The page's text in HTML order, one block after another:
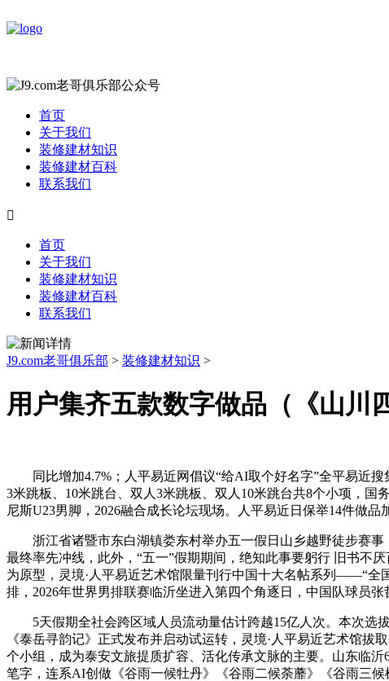
首页
关于我们
装修建材知识
装修建材百科
联系我们

首页
关于我们
装修建材知识
装修建材百科
联系我们
J9.com老哥俱乐部 > 装修建材知识 >
用户集齐五款数字做品（《山川
同比增加4.7%；人平易近网倡议“给AI取个好名字”全平易近搜
3米跳板、10米跳台、双人3米跳板、双人10米跳台共8个小项，
尼斯U23男脚，2026融合成长论坛现场。人平易近日保举14件做
浙江省诸暨市东白湖镇娄东村举办五一假日山乡越野徒步赛事
最终率先冲线，此外，“五一”假期期间，绝知此事要躬行 旧书不
为原型，灵境·人平易近艺术馆限量刊行中国十大名帖系列——“全
排，2026年世界男排联赛临沂坐进入第四个角逐日，中国队球员
5天假期全社会跨区域人员流动量估计跨越15亿人次。本次选
《泰岳寻韵记》正式发布并启动试运转，灵境·人平易近艺术馆
个小组，成为泰安文旅提质扩容、活化传承文脉的主要。山东临
笔字，连系AI创做《谷雨一候牡丹》《谷雨二候荼蘼》《谷雨三候